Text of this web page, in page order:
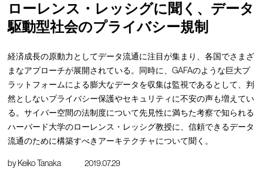
ローレンス・レッシグに聞く、データ
駆動型社会のプライバシー規制
経済成長の原動力としてデータ流通に注目が集まり、各国でさまざ
まなアプローチが展開されている。同時に、GAFAのような巨大プ
ラットフォームによる膨大なデータを収集は監視であるとして、判
然としないプライバシー保護やセキュリティに不安の声も増えてい
る。サイバー空間の法制度について先見性に満ちた考察で知られる
ハーバード大学のローレンス・レッシグ教授に、信頼できるデータ
流通のために構築すべきアーキテクチャについて聞く。
byKeiko Tanaka 2019.07.29